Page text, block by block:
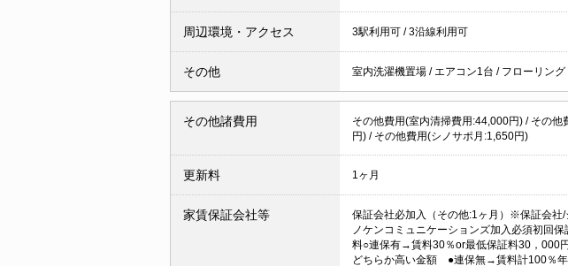
周辺環境・アクセス 3駅利用可 /3沿線利用可
その他 室内洗濯機置場 / エアコン1台 / フローリング
その他諸費用
その他費用(室内清掃費用:44,000円) / その
円) / その他費用(シノサポ月:1,650円)
更新料 1ヶ月
家賃保証会社等
保証会社必加入（その他:1ヶ月）※保証会社/
ノケンコミュニケーションズ加入必須初回保
料○連保有→賃料30％or最低保証料30，000
どちらか高い金額 ●連保無→賃料計100％